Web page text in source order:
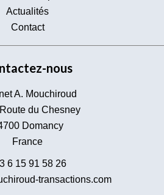
Actualités
Contact
nous
A. Mouchiroud
du Chesney
Domancy
France
6 15 91 58 26
transactions.com